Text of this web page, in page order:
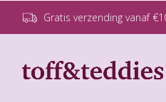
Gratis verzending vanaf